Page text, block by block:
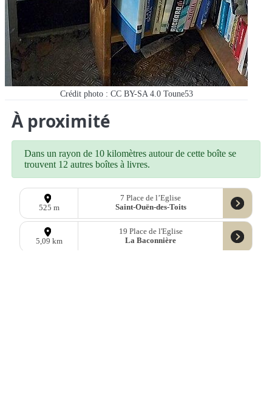
Crédit photo : CC BY-SA 4.0 Toune53
À proximité
Dans un rayon de 10 kilomètres autour de cette boîte se
trouvent 12 autres boîtes à livres.
525 m
7 Place de l’Eglise
Saint-Ouën-des-Toits
5,09 km
19 Place de l'Eglise
La Baconnière